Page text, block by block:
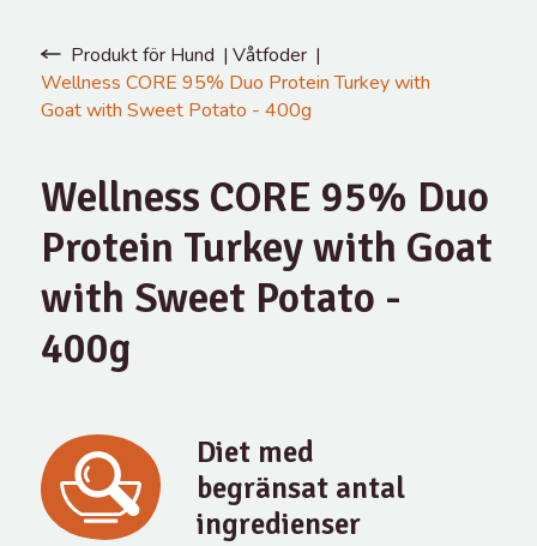
Produkt för Hund
Våtfoder
Wellness CORE 95% Duo Protein Turkey with
Goat with Sweet Potato - 400g
Wellness CORE 95% Duo
Protein Turkey with Goat
with Sweet Potato -
400g
Diet med
begränsat antal
ingredienser